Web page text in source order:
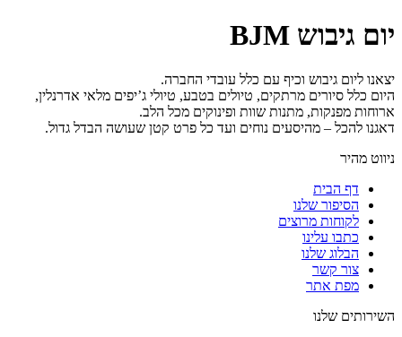
יום גיבוש BJM
יצאנו ליום גיבוש וכיף עם כלל עובדי החברה.
היום כלל סיורים מרתקים, טיולים בטבע, טיולי ג’יפים מלאי אדרנלין,
ארוחות מפנקות, מתנות שוות ופינוקים מכל הלב.
דאגנו להכל – מהיסעים נוחים ועד כל פרט קטן שעושה הבדל גדול.
ניווט מהיר
דף הבית
הסיפור שלנו
לקוחות מרוצים
כתבו עלינו
הבלוג שלנו
צור קשר
מפת אתר
השירותים שלנו